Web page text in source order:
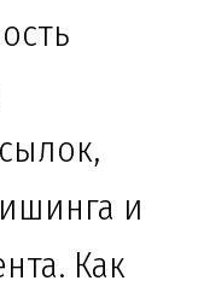
и
Как